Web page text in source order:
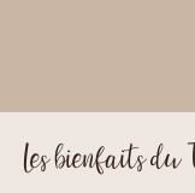
Les bienfaits